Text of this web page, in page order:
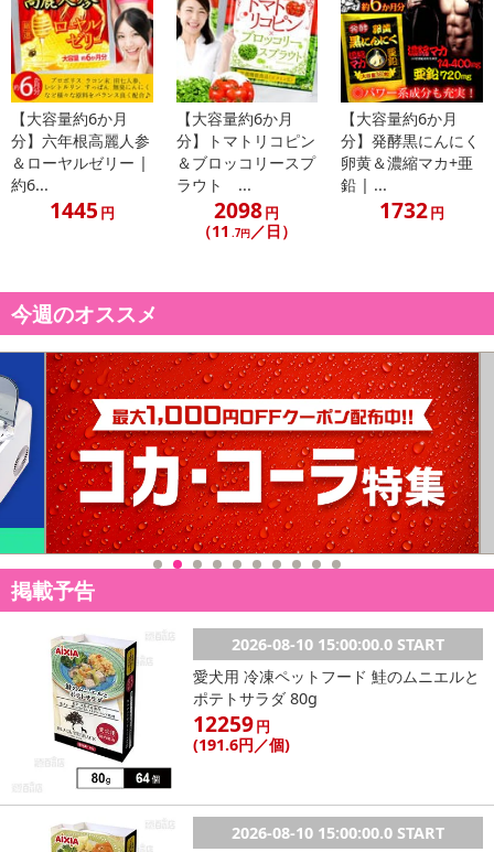
合がございます。
あらかじめご了承いただいた上でお申込みください。なお、本理由
によるお申込み後のキャンセル・返品交換は対応いたしかねます。
【お支払いについて】
※お支払い方法は、電話料金合算払い、クレジットカード払い、dポ
イントがご利用いただけます。
【発送・お届け・商品について】
※お申込み頂きました商品の同梱、お届けの日時指定はいたしかね
※お客様のご都合でお受取りいただけない場合、商品の再発送や返
金はいたしかねます。
また、お届け日時のご指定は、お受けできません。宅配業者からの
不在票にてご対応ください。
※発送予定日は前後する場合がございます。また商品によって発送
日が異なります。
※dショッピングサンプル百貨店よりお届けする商品は、ご利用いた
だいた後のご感想をいただくことを目的としており、転売等は固く
禁じます。
転売等、目的以外での利用が確認された場合は、サービス利用を停
止させていただきます。
【配送伝票番号について】
配送伝票番号がマイページに表示されない場合もございます。予
めご了承ください。
発送日カレンダー
【大容量約6か月
分】六年根高麗人参
＆ローヤルゼリー |
約6...
1445 円
【大容量約6か月
分】トマトリコピン
＆ブロッコリースプ
ラウト ...
2098円
（11 .7円／日）
【大容量約6か月
分】発酵黒にんにく
卵黄＆濃縮マカ+亜
鉛 | ...
1732円
今週のオススメ
掲載予告
2026-08-10 15:00:00.0 START
愛犬用 冷凍ペットフード 鮭のムニエルと
ポテトサラダ 80g
12259円
(191.6円 ／個)
2026-08-10 15:00:00.0 START